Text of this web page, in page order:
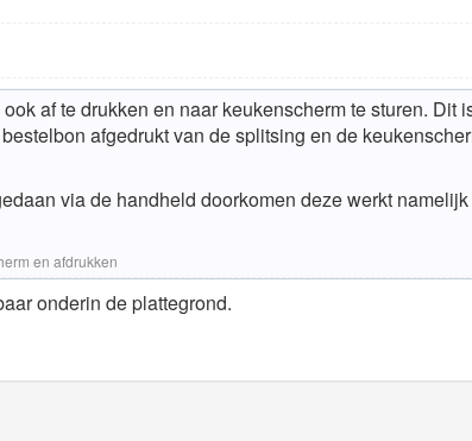
af te drukken en naar keukenscherm te sturen. Dit
afgedrukt van de splitsing en de
via de handheld doorkomen deze werkt
en afdrukken
onderin de plattegrond.